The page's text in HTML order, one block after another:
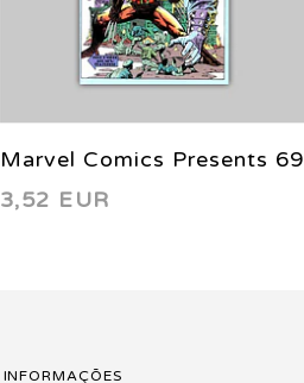
Marvel Comics Presents 69
1991
3,52 EUR
INFORMAÇÕES